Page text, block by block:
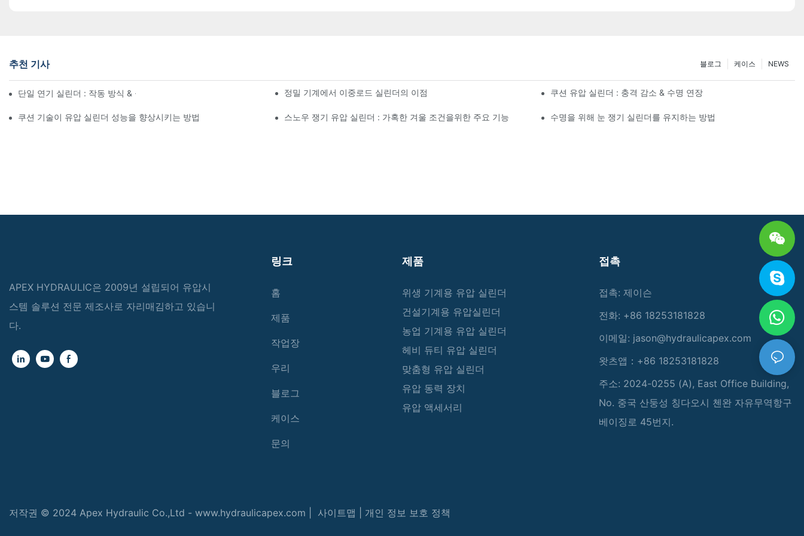
추천 기사 NEWS
케이스
블로그
단일 연기 실린더 : 작동 방식 & 공통 응용 프로그램 정밀 기계에서 이중로드 실린더의 이점 쿠션 유압 실린더 : 충격 감소 & 수명 연장
쿠션 기술이 유압 실린더 성능을 향상시키는 방법 스노우 쟁기 유압 실린더 : 가혹한 겨울 조건을위한 주요 기능 수명을 위해 눈 쟁기 실린더를 유지하는 방법
APEX HYDRAULIC은 2009년 설립되어 유압시
스템 솔루션 전문 제조사로 자리매김하고 있습니
다.
링크
홈
제품
작업장
우리
블로그
케이스
문의
제품
위생 기계용 유압 실린더
건설기계용 유압실린더
농업 기계용 유압 실린더
헤비 듀티 유압 실린더
맞춤형 유압 실린더
유압 동력 장치
유압 액세서리
접촉
접촉: 제이슨
전화: +86 18253181828
이메일: jason@hydraulicapex.com
왓츠앱：+86 18253181828
주소: 2024-0255 (A), East Office Building,
No. 중국 산둥성 칭다오시 첸완 자유무역항구
베이징로 45번지.
저작권 © 2024 Apex Hydraulic Co.,Ltd - www.hydraulicapex.com | 사이트맵 개인 정보 보호 정책